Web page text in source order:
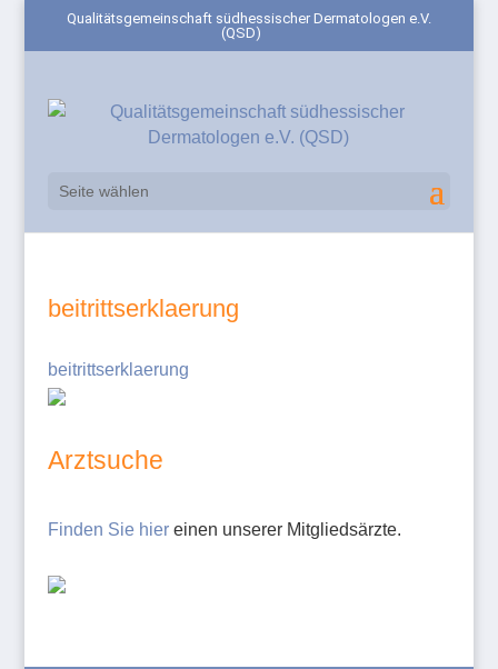
Qualitätsgemeinschaft südhessischer Dermatologen e.V.
(QSD)
Seite wählen
beitrittserklaerung
beitrittserklaerung
Arztsuche
Finden Sie hiereinen unserer Mitgliedsärzte.